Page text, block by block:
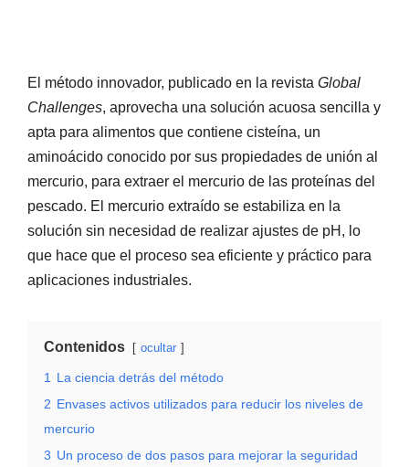
El método innovador, publicado en la revista Global
Challenges, aprovecha una solución acuosa sencilla y
apta para alimentos que contiene cisteína, un
aminoácido conocido por sus propiedades de unión al
mercurio, para extraer el mercurio de las proteínas del
pescado. El mercurio extraído se estabiliza en la
solución sin necesidad de realizar ajustes de pH, lo
que hace que el proceso sea eficiente y práctico para
aplicaciones industriales.
Contenidos ocultar
1
La ciencia detrás del método
2 Envases activos utilizados para reducir los niveles de
mercurio
3 Un proceso de dos pasos para mejorar la seguridad